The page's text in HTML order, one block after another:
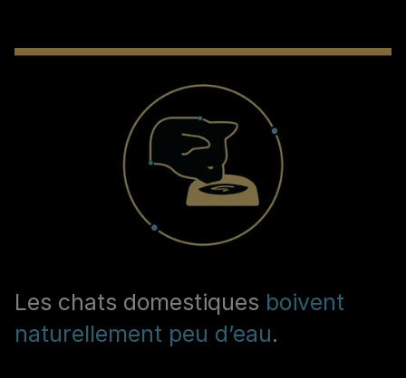
Les chats domestiques boivent
naturellement peu d’eau.